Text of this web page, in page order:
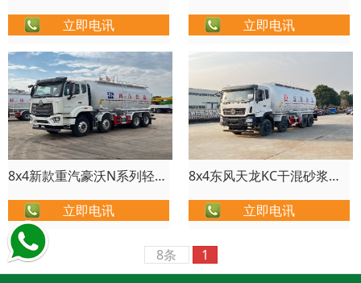
立即电讯
立即电讯
8x4新款重汽豪沃N系列轻量化干粉砂浆车（皮重12.8吨）
立即电讯
8x4东风天龙KC干混砂浆运输车|粉粒物料运输车|散装水泥罐车
立即电讯
8条 1